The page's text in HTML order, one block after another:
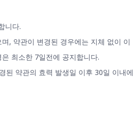
니다.
, 약관이 변경된 경우에는 지체 없이 이
최소한 7일전에 공지합니다.
된 약관의 효력 발생일 이후 30일 이내에